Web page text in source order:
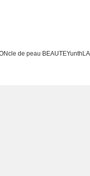
cle de peau BEAUTEYunth